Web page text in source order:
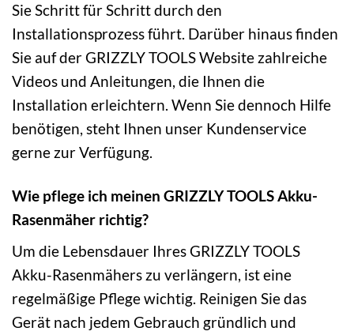
Sie Schritt für Schritt durch den
Installationsprozess führt. Darüber hinaus finden
Sie auf der GRIZZLY TOOLS Website zahlreiche
Videos und Anleitungen, die Ihnen die
Installation erleichtern. Wenn Sie dennoch Hilfe
benötigen, steht Ihnen unser Kundenservice
gerne zur Verfügung.
Wie pflege ich meinen GRIZZLY TOOLS Akku-
Rasenmäher richtig?
Um die Lebensdauer Ihres GRIZZLY TOOLS
Akku-Rasenmähers zu verlängern, ist eine
regelmäßige Pflege wichtig. Reinigen Sie das
Gerät nach jedem Gebrauch gründlich und